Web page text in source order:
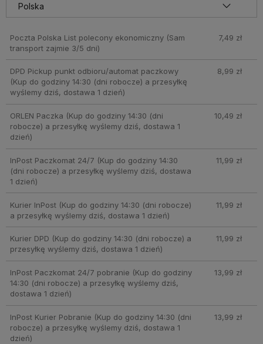
Poczta Polska List polecony ekonomiczny (Sam
transport zajmie 3/5 dni)
7,49 zł
DPD Pickup punkt odbioru/automat paczkowy
(Kup do godziny 14:30 (dni robocze) a przesyłkę
wyślemy dziś, dostawa 1 dzień)
8,99 zł
ORLEN Paczka (Kup do godziny 14:30 (dni
robocze) a przesyłkę wyślemy dziś, dostawa 1
dzień)
10,49 zł
InPost Paczkomat 24/7 (Kup do godziny 14:30
(dni robocze) a przesyłkę wyślemy dziś, dostawa
1 dzień)
11,99 zł
Kurier InPost(Kup do godziny 14:30 (dni robocze)
a przesyłkę wyślemy dziś, dostawa 1 dzień)
11,99 zł
Kurier DPD (Kup do godziny 14:30 (dni robocze) a
przesyłkę wyślemy dziś, dostawa 1 dzień)
11,99 zł
InPost Paczkomat 24/7 pobranie (Kup do godziny
14:30 (dni robocze) a przesyłkę wyślemy dziś,
dostawa 1 dzień)
13,99 zł
InPost Kurier Pobranie (Kup do godziny 14:30 (dni
robocze) a przesyłkę wyślemy dziś, dostawa 1
dzień)
13,99 zł